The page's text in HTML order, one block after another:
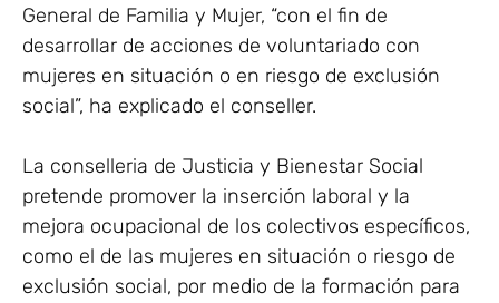
General de Familia y Mujer, “con el fin de
desarrollar de acciones de voluntariado con
mujeres en situación o en riesgo de exclusión
social”, ha explicado el conseller.
La conselleria de Justicia y Bienestar Social
pretende promover la inserción laboral y la
mejora ocupacional de los colectivos específicos,
como el de las mujeres en situación o riesgo de
exclusión social, por medio de la formación para